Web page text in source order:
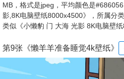
MB，格式是jpeg，平均颜色是
影,8K电脑壁纸8000x4500》，所属分
类似《小懒豹 门 大海 光影 8K电脑壁
第9张《懒羊羊准备睡觉4k壁纸》